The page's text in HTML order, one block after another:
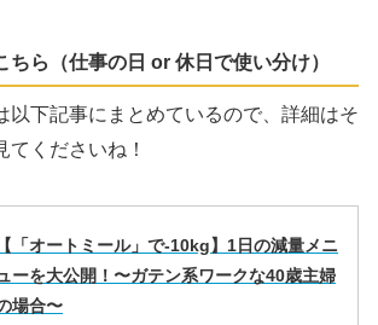
ちら（仕事の日 or 休日で使い分け）
以下記事にまとめているので、詳細はそ
てくださいね！
【「オートミール」で-10kg】1日の減量メニ
ーを大公開！〜ガテン系ワークな40歳主婦
場合〜